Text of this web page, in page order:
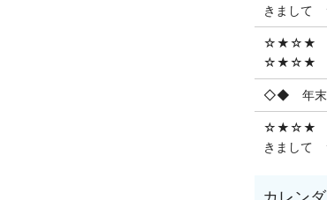
きまし
☆★☆★ 臨
☆★☆★
◇◆ 年末
☆★☆★ 旧
きまし